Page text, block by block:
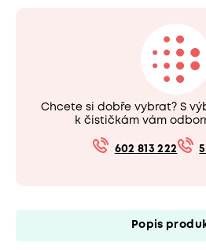
Chcete si dobře vybrat? S
k čističkám vám
602 813 222
Popis